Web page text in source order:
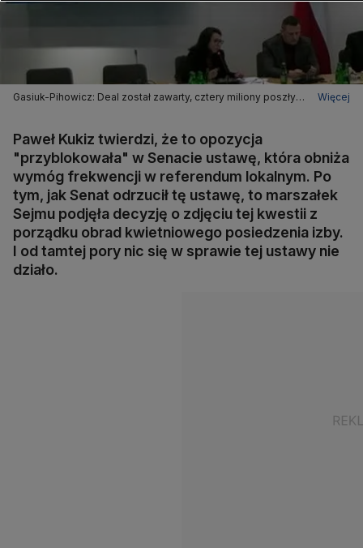
Gasiuk-Pihowicz: Deal został zawarty, cztery miliony poszły
Więcej
Paweł Kukiz twierdzi, że to opozycja
"przyblokowała" w Senacie ustawę, która obniża
wymóg frekwencji w referendum lokalnym. Po
tym, jak Senat odrzucił tę ustawę, to marszałek
Sejmu podjęła decyzję o zdjęciu tej kwestii z
porządku obrad kwietniowego posiedzenia izby.
I od tamtej pory nic się w sprawie tej ustawy nie
działo.